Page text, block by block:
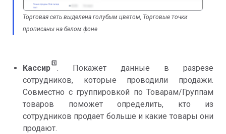
Торговая сеть выделена голубым цветом, Торговые точки
прописаны на белом фоне
Кассир 1️⃣ . Покажет данные в разрезе
сотрудников, которые проводили продажи.
Совместно с группировкой по Товарам/Группам
товаров поможет определить, кто из
сотрудников продает больше и какие товары они
продают.